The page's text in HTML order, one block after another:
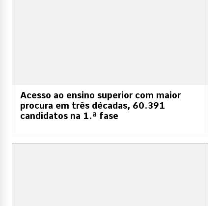
Acesso ao ensino superior com maior
procura em três décadas, 60.391
candidatos na 1.ª fase